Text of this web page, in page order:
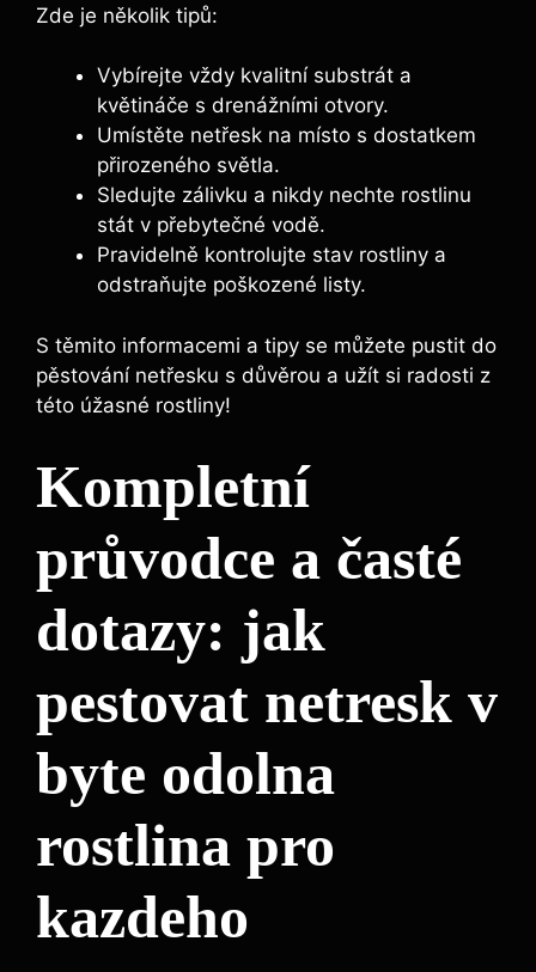
Zde je ⁢několik tipů:
Vybírejte vždy kvalitní substrát a
květináče s drenážními otvory.
Umístěte‍ netřesk na místo s⁢ dostatkem
přirozeného světla.
Sledujte zálivku a nikdy nechte rostlinu
stát v přebytečné ‍vodě. ‍
Pravidelně kontrolujte stav rostliny a
odstraňujte poškozené listy. ⁤
S ​těmito informacemi a tipy ‌se ⁢můžete pustit do
​pěstování netřesku s důvěrou a užít si radosti z
této úžasné rostliny!
Kompletní
průvodce a časté
dotazy: jak
pestovat netresk v
byte odolna
rostlina pro
kazdeho